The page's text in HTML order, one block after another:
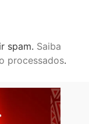
spam. Saiba
processados.